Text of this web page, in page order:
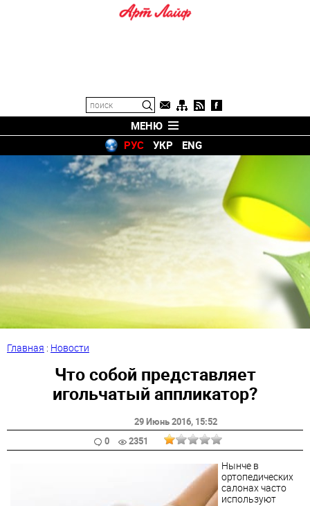
МЕНЮ
РУС
УКР ENG
Главная : Новости
Что собой представляет
игольчатый аппликатор?
29 Июнь 2016, 15:52
0
2351
Нынче в
ортопедических
салонах часто
используют